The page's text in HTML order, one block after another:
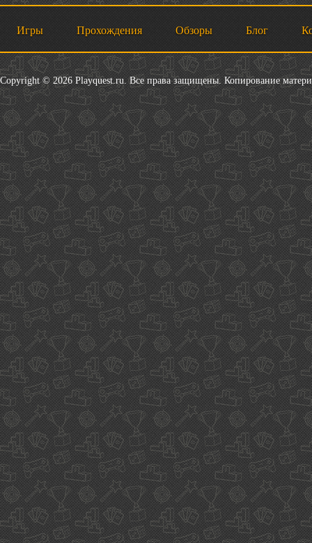
Игры Прохождения Обзоры Блог
Copyright © 2026 Playquest.ru. Все права защищены. Копирование